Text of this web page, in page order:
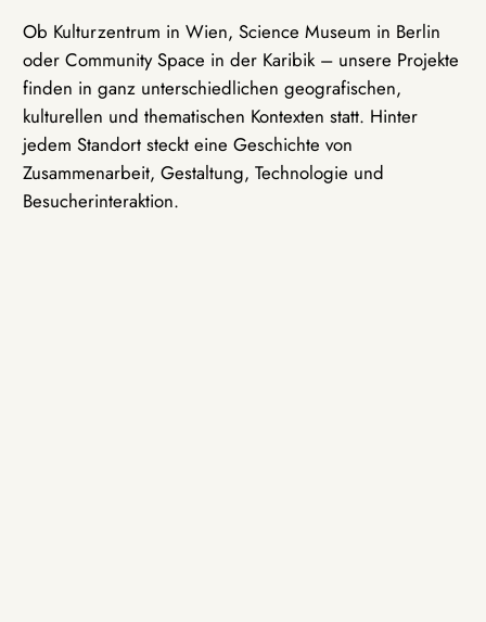
Ob Kulturzentrum in Wien, Science Museum in Berlin
oder Community Space in der Karibik – unsere Projekte
finden in ganz unterschiedlichen geografischen,
kulturellen und thematischen Kontexten statt. Hinter
jedem Standort steckt eine Geschichte von
Zusammenarbeit, Gestaltung, Technologie und
Besucherinteraktion.